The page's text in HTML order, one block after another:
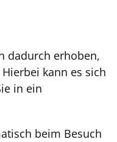
dadurch erhoben,
kann es sich
in ein
beim Besuch